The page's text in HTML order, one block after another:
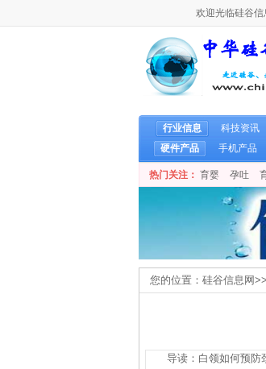
欢迎光临硅谷信
行业信息 科技资讯
硬件产品
手机产品
热门关注： 育婴 孕吐
您的位置： 硅谷信息网>>
导读：白领如何预防颈